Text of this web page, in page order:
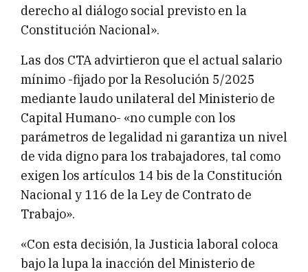
derecho al diálogo social previsto en la
Constitución Nacional».
Las dos CTA advirtieron que el actual salario
mínimo -fijado por la Resolución 5/2025
mediante laudo unilateral del Ministerio de
Capital Humano- «no cumple con los
parámetros de legalidad ni garantiza un nivel
de vida digno para los trabajadores, tal como
exigen los artículos 14 bis de la Constitución
Nacional y 116 de la Ley de Contrato de
Trabajo».
«Con esta decisión, la Justicia laboral coloca
bajo la lupa la inacción del Ministerio de